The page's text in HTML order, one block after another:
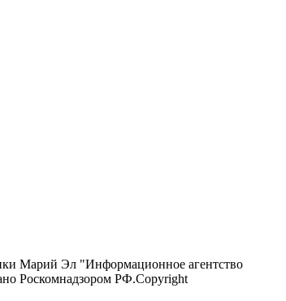
Марий Эл "Информационное агентство
Роскомнадзором РФ.Copyright